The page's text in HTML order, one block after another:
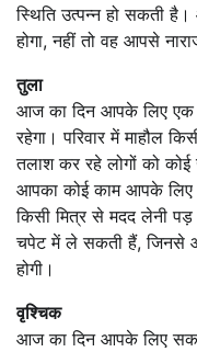
स्थिति उत्पन्न हो सकती
होगा, नहीं तो वह आपसे
तुला
आज का दिन आपके लिए एक
रहेगा। परिवार में माहौल
तलाश कर रहे लोगों को
आपका कोई काम आपके लिए
किसी मित्र से मदद लेनी
चपेट में ले सकती हैं, जिनसे
होगी।
वृश्चिक
आज का दिन आपके लिए